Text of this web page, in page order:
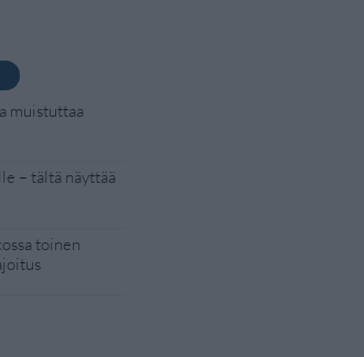
muistuttaa
– tältä näyttää
toinen